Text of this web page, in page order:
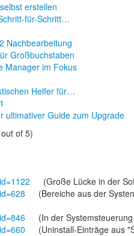
erstellen
für-Schritt…
Nachbearbeitung
Großbuchstaben
Manager im Fokus
Helfer für…
ultimativer Guide zum Upgrade
out of 5)
(Große Lücke in der
(Bereiche aus der
(In der
(Uninstall-Einträge aus